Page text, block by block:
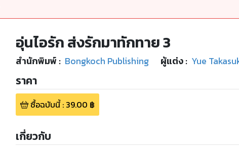
อุ่นไอรัก ส่งรักมาทักทาย 3
สำนักพิมพ์ : Bongkoch Publishing ผู้แต่ง : Yue
ราคา
ซื้อฉบับนี้: 39.00 ฿
เกี่ยวกับ